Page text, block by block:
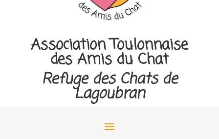
Association Toulonnaise
des Amis du Chat
Refuge des Chats de
Lagoubran